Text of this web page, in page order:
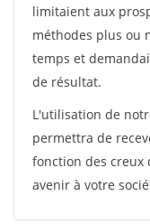
limitaient aux
méthodes plus ou
temps et
de résultat.
L'utilisation de
permettra de
fonction des creux
avenir à votre